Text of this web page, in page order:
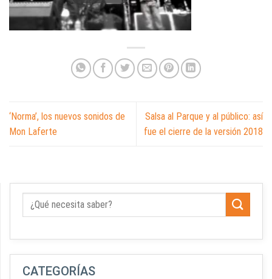
‘Norma’, los nuevos sonidos de
Mon Laferte
Salsa al Parque y al público: así
fue el cierre de la versión 2018
CATEGORÍAS